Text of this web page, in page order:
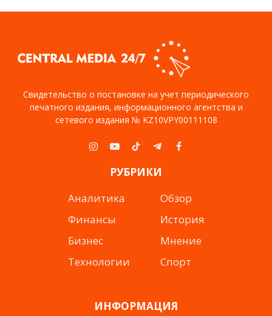
Свидетельство о постановке на учет периодического
печатного издания, информационного агентства и
сетевого издания № KZ10VPY00111108
Instagram
YouTubeTikTokTelegramFacebook
РУБРИКИ
Аналитика
Финансы
Бизнес
Технологии
Обзор
История
Мнение
Спорт
ИНФОРМАЦИЯ